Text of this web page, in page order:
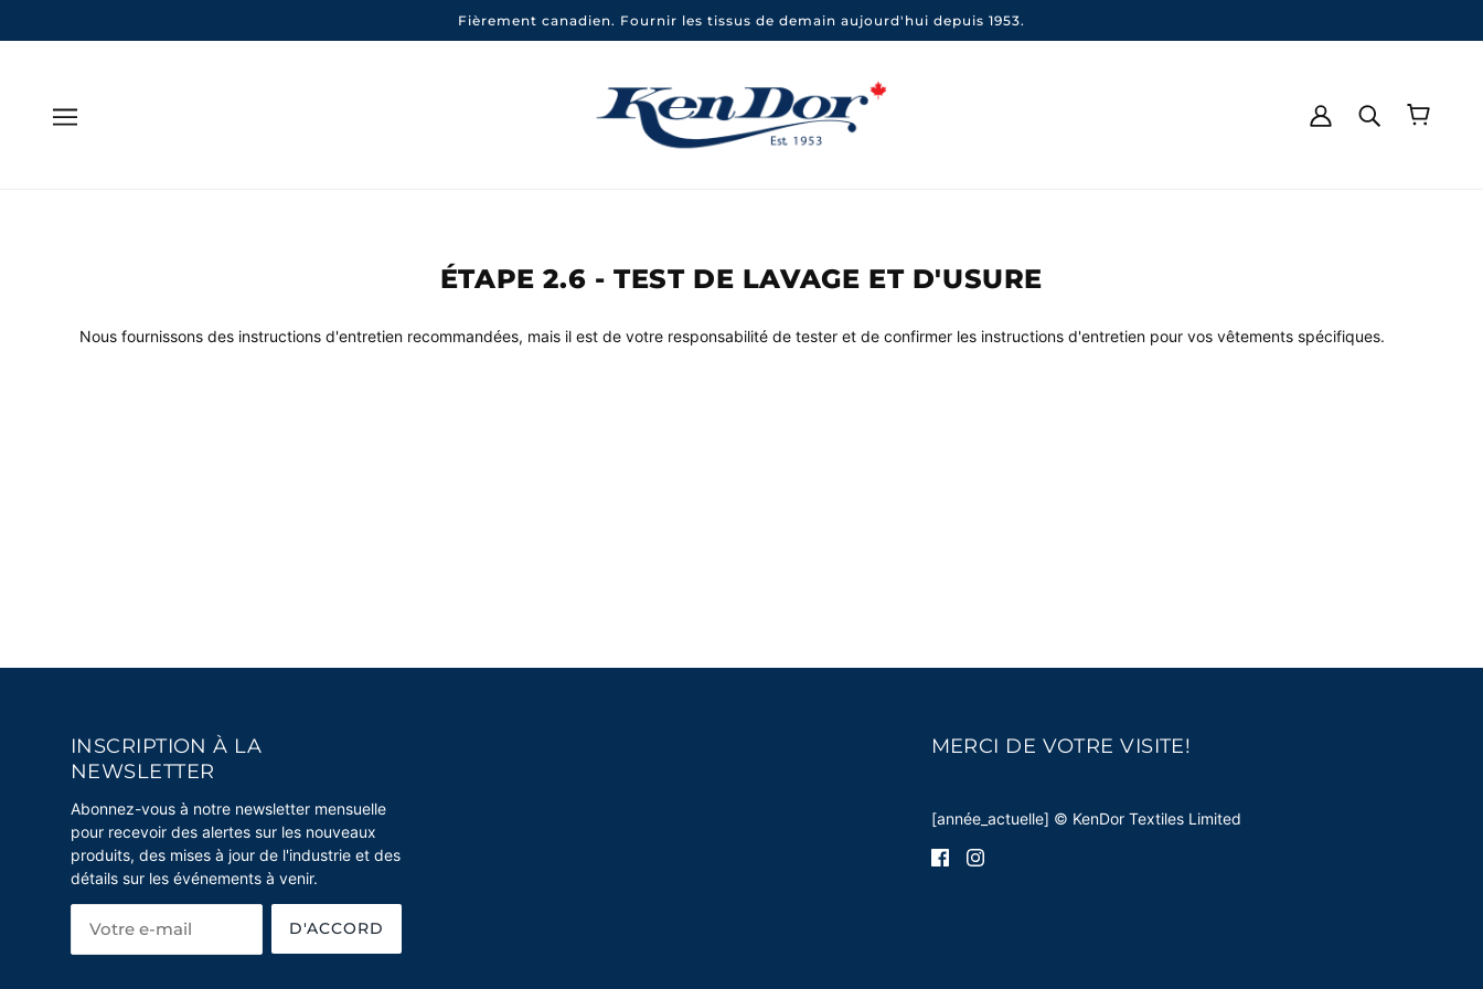
Fièrement canadien. Fournir les tissus de demain aujourd'hui depuis 1953.
ÉTAPE 2.6 - TEST DE LAVAGE ET D'USURE
Nous fournissons des instructions d'entretien recommandées, mais il est de votre responsabilité de tester et de confirmer les instructions d'entretien pour vos vêtements spécifiques.
INSCRIPTION À LA
NEWSLETTER
Abonnez-vous à notre newsletter mensuelle
pour recevoir des alertes sur les nouveaux
produits, des mises à jour de l'industrie et des
détails sur les événements à venir.
D'ACCORD
MERCI DE VOTRE VISITE!
[année_actuelle] © KenDor Textiles Limited